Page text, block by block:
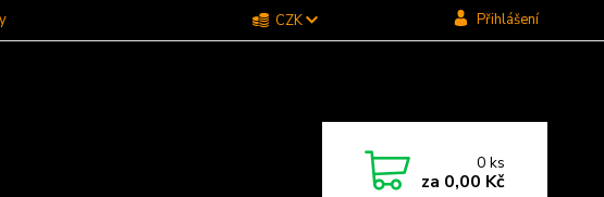
CZK Přihlášení
0ks
za 0,00 Kč